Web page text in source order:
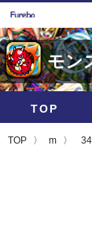
モン
TOP
TOP m